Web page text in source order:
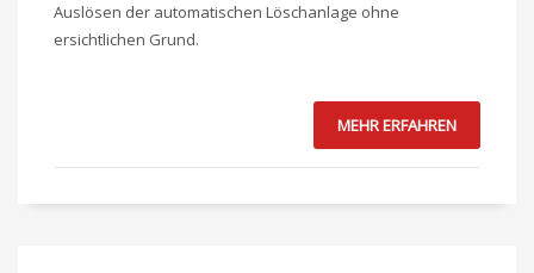
Auslösen der automatischen Löschanlage ohne
ersichtlichen Grund.
MEHR ERFAHREN